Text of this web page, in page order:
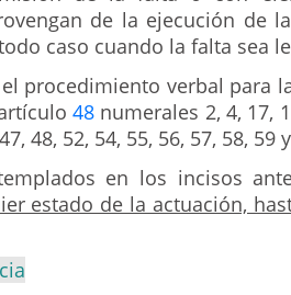
de la ejecución de
caso cuando la falta sea
procedimiento verbal para
48 numerales 2, 4, 17,
48, 52, 54, 55, 56, 57, 58, 59
en los incisos
estado de la actuación,